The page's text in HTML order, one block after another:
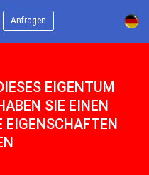
Anfragen ×
EIGENTUM
SIE EINEN